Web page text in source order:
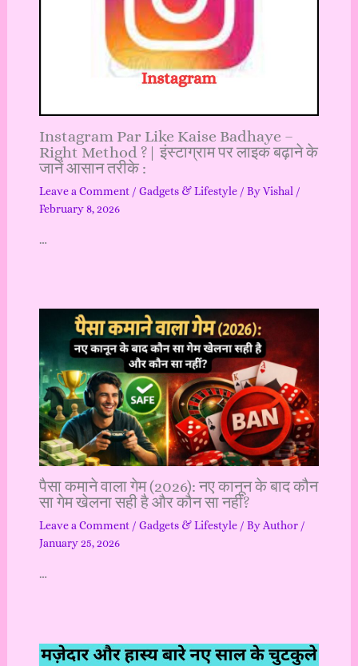
Instagram Par Like Kaise Badhaye –
Right Method ?| इंस्टाग्राम पर लाइक बढ़ाने के
जानें आसान तरीके :
Leave a Comment / Gadgets & Lifestyle/ ByVishal /
February 8, 2026
…
पैसा कमाने वाला गेम (2026): नए कानून के बाद कौन
सा गेम खेलना सही है और कौन सा नहीं?
Leave a Comment / Gadgets & Lifestyle/ ByAuthor /
January 25, 2026
…